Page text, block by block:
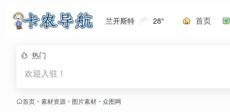
兰开斯特 28° 首页
热门
欢迎入驻！
首页 • 素材资源 • 图片素材 • 众图网